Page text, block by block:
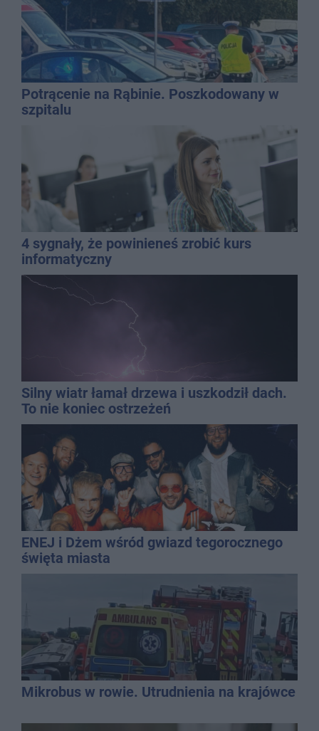
Potrącenie na Rąbinie. Poszkodowany w
szpitalu
4 sygnały, że powinieneś zrobić kurs
informatyczny
Silny wiatr łamał drzewa i uszkodził dach.
To nie koniec ostrzeżeń
ENEJ i Dżem wśród gwiazd tegorocznego
święta miasta
Mikrobus w rowie. Utrudnienia na krajówce